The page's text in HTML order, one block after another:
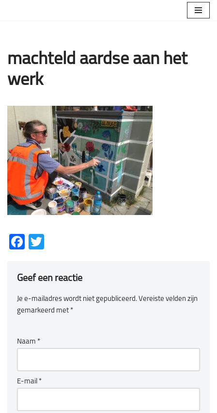
inhoud
machteld aardse aan het
werk
Facebook
Geef een reactie
Je e-mailadres wordt niet gepubliceerd. Vereiste velden zijn
gemarkeerd met *
Naam *
E-mail *